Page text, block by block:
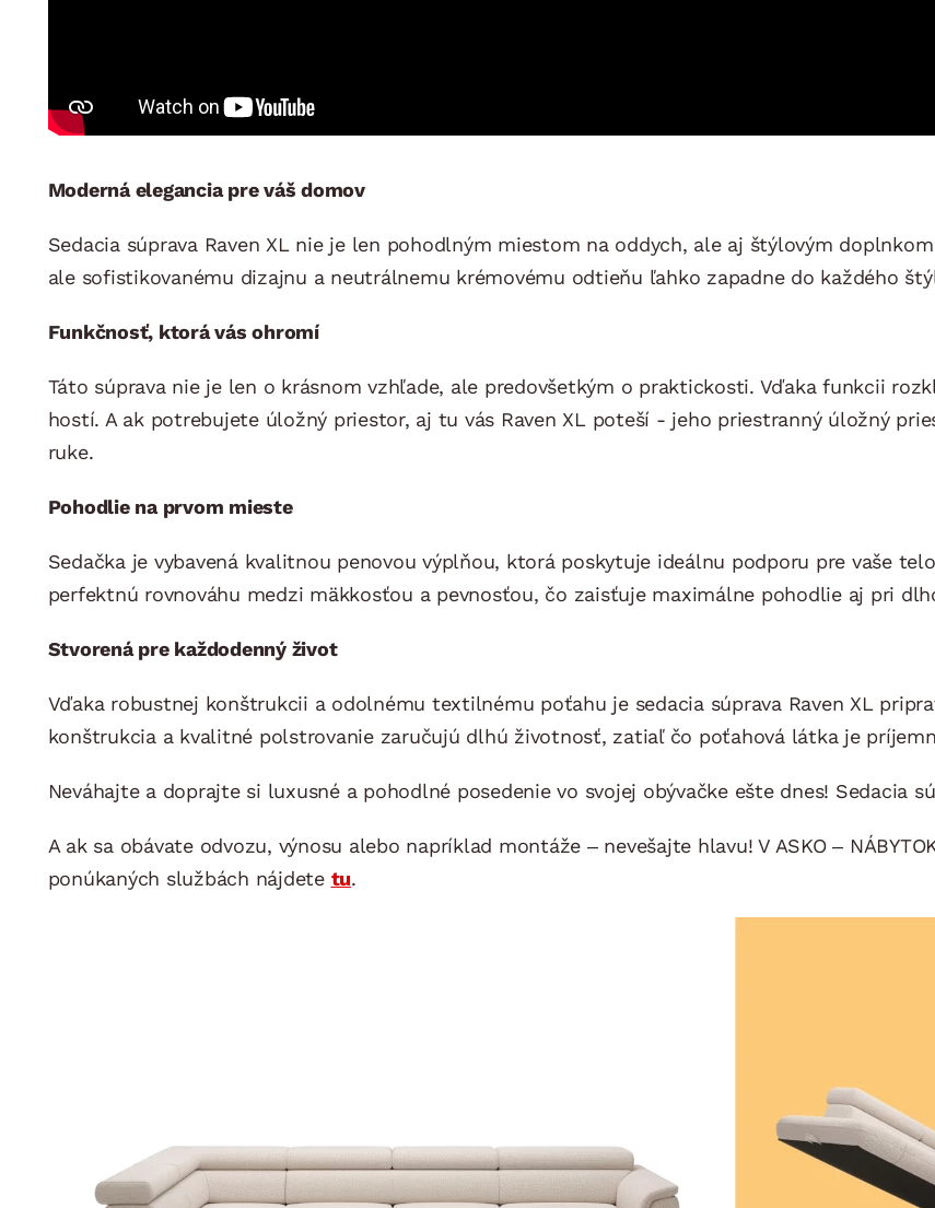
Moderná elegancia pre váš domov
Sedacia súprava Raven XL nie je len pohodlným miestom na oddych, ale aj štýlovým
ale sofistikovanému dizajnu a neutrálnemu krémovému odtieňu ľahko zapadne do každého
Funkčnosť, ktorá vás ohromí
Táto súprava nie je len o krásnom vzhľade, ale predovšetkým o praktickosti. Vďaka funkcii
hostí. A ak potrebujete úložný priestor, aj tu vás Raven XL poteší - jeho priestranný úložný
ruke.
Pohodlie na prvom mieste
Sedačka je vybavená kvalitnou penovou výplňou, ktorá poskytuje ideálnu podporu pre vaše
perfektnú rovnováhu medzi mäkkosťou a pevnosťou, čo zaisťuje maximálne pohodlie aj pri
Stvorená pre každodenný život
Vďaka robustnej konštrukcii a odolnému textilnému poťahu je sedacia súprava Raven XL
konštrukcia a kvalitné polstrovanie zaručujú dlhú životnosť, zatiaľ čo poťahová látka je
Neváhajte a doprajte si luxusné a pohodlné posedenie vo svojej obývačke ešte dnes! Sedacia
A ak sa obávate odvozu, výnosu alebo napríklad montáže – nevešajte hlavu! V ASKO –
ponúkaných službách nájdete tu.